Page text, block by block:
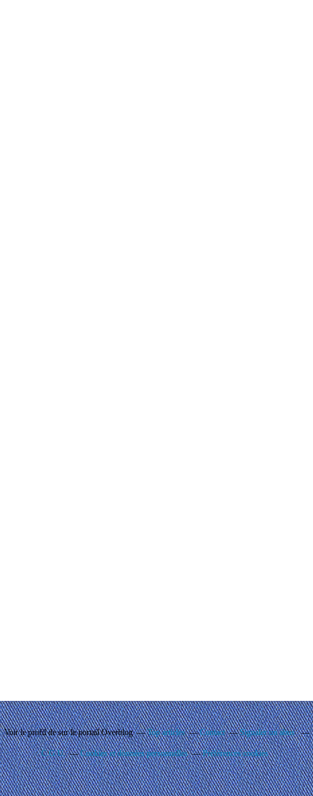
Voir le profil desur le portail Overblog Top articles Contact Signaler un abus
C.G.U. Cookies et données personnelles Préférences cookies